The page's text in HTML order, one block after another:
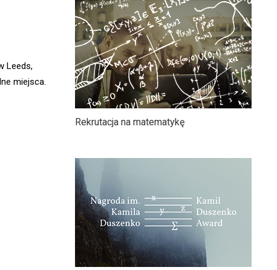
Leeds,
miejsca.
Rekrutacja na matematykę